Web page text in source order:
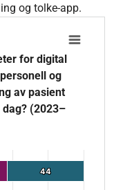
og tolke-app.
digital
Data ranges from
for digital
og
av pasient
(2023–
44
44